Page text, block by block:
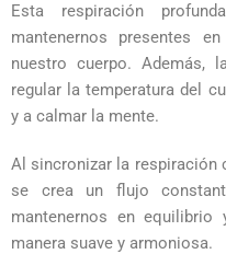
Esta respiración
mantenernos presentes
nuestro cuerpo. Además,
regular la temperatura del
y a calmar la mente.
Al sincronizar la respiración
se crea un flujo
mantenernos en
manera suave y armoniosa.